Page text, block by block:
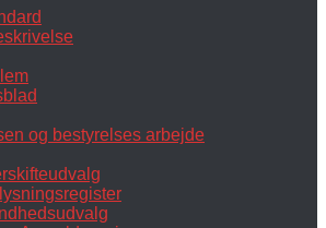
og bestyrelses arbejde